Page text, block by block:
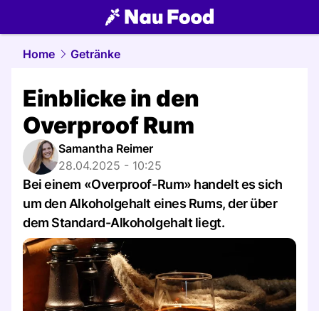
food.NAU.ch
Home Getränke
Einblicke in den
Overproof Rum
Samantha Reimer
28.04.2025 - 10:25
Bei einem «Overproof-Rum» handelt es sich
um den Alkoholgehalt eines Rums, der über
dem Standard-Alkoholgehalt liegt.